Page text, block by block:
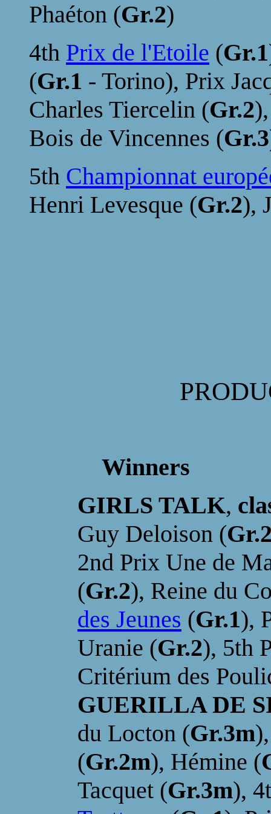
Phaéton (Gr.2)
4th Prix de l'Etoile (Gr.1
(Gr.1 - Torino), Prix
Charles Tiercelin (Gr.2
Bois de Vincennes (Gr.3
5th Championnat
Henri Levesque (Gr.2),
Winners
GIRLS TALK,
Guy Deloison (
2nd Prix Une de
(Gr.2), Reine du
des Jeunes (Gr.1),
Uranie (Gr.2), 5th
Critérium des
GUERILLA DE
du Locton (Gr.3m)
(Gr.2m), Hémine (
Tacquet (Gr.3m),